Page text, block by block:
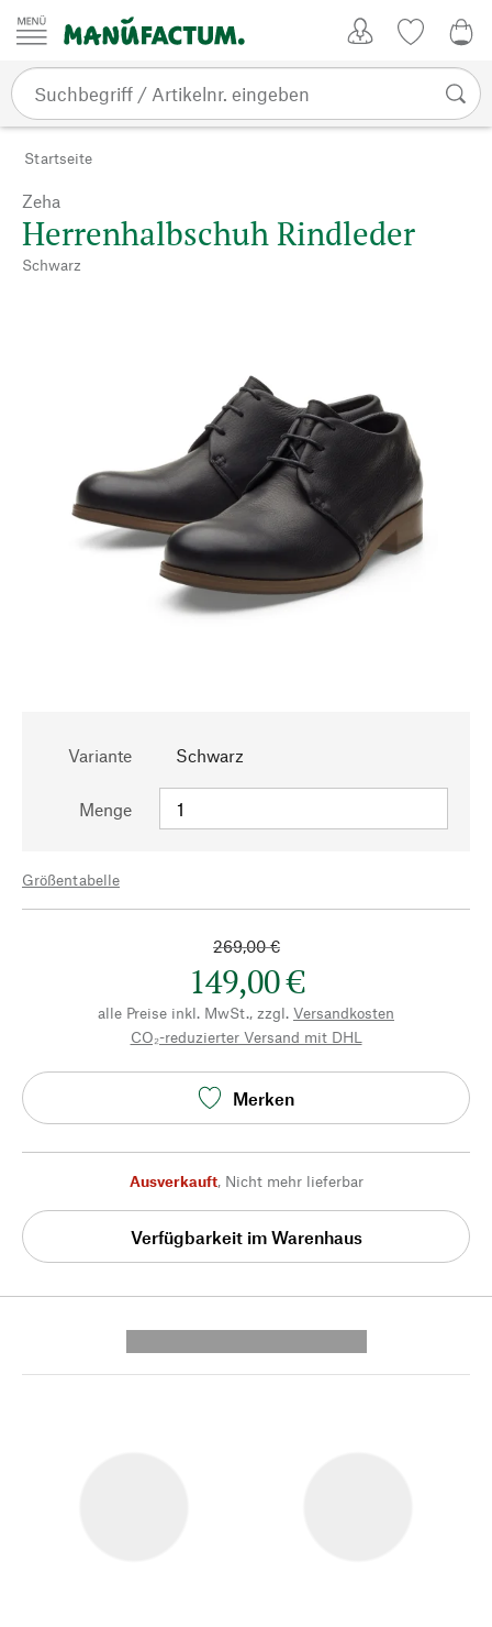
Zum Inhalt springen
Startseite
Zeha
Herrenhalbschuh Rindleder
Schwarz
Variante Schwarz
Menge
Größentabelle
269,00 €
149,00 €
alle Preise inkl. MwSt., zzgl. Versandkosten
CO₂-reduzierter Versand mit DHL
Merken
Ausverkauft, Nicht mehr lieferbar
Verfügbarkeit im Warenhaus